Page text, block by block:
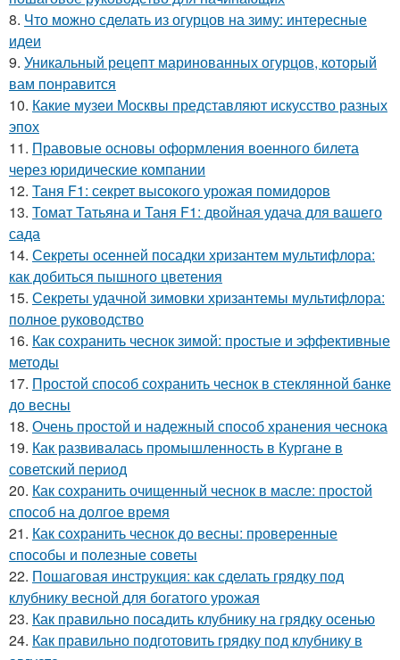
8. Что можно сделать из огурцов на зиму: интересные
идеи
9. Уникальный рецепт маринованных огурцов, который
вам понравится
10. Какие музеи Москвы представляют искусство разных
эпох
11. Правовые основы оформления военного билета
через юридические компании
12. Таня F1: секрет высокого урожая помидоров
13. Томат Татьяна и Таня F1: двойная удача для вашего
сада
14. Секреты осенней посадки хризантем мультифлора:
как добиться пышного цветения
15. Секреты удачной зимовки хризантемы мультифлора:
полное руководство
16. Как сохранить чеснок зимой: простые и эффективные
методы
17. Простой способ сохранить чеснок в стеклянной банке
до весны
18. Очень простой и надежный способ хранения чеснока
19. Как развивалась промышленность в Кургане в
советский период
20. Как сохранить очищенный чеснок в масле: простой
способ на долгое время
21. Как сохранить чеснок до весны: проверенные
способы и полезные советы
22. Пошаговая инструкция: как сделать грядку под
клубнику весной для богатого урожая
23. Как правильно посадить клубнику на грядку осенью
24. Как правильно подготовить грядку под клубнику в